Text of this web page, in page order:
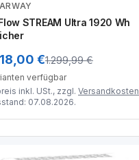
STREAM Ultra 1920 Wh
€1.299,99 €
verfügbar
inkl. USt., zzgl. Versandkosten
07.08.2026.